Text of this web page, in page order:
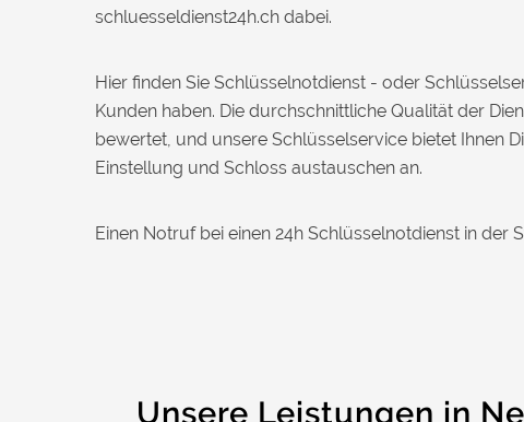
wurde ohne Kratzer geöffnet, nur der
Preis war leicht höher als erwartet – aber
schluesseldienst24h.ch dabei.
Hier finden Sie Schlüsselnotdienst - oder
Kunden haben. Die durchschnittliche Qualität der
bewertet, und unsere Schlüsselservice bietet Ihnen
Einstellung und Schloss austauschen an.
Einen Notruf bei einen 24h Schlüsselnotdienst in der
Unsere Leistungen in